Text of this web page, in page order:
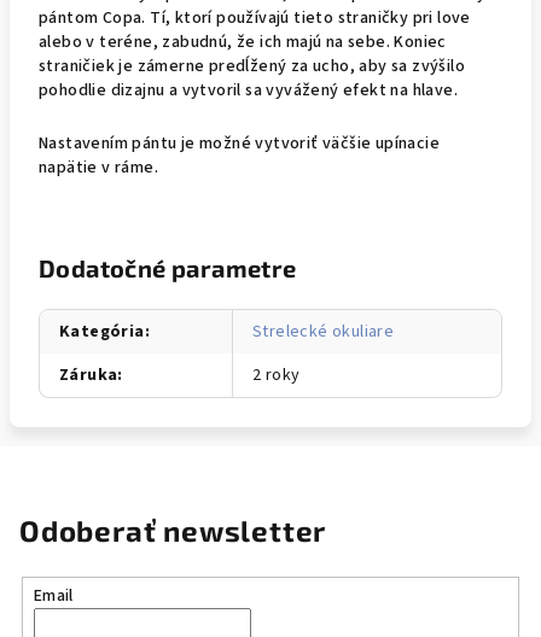
pántom Copa. Tí, ktorí používajú tieto straničky pri love
alebo v teréne, zabudnú, že ich majú na sebe. Koniec
straničiek je zámerne predĺžený za ucho, aby sa zvýšilo
pohodlie dizajnu a vytvoril sa vyvážený efekt na hlave.
Nastavením pántu je možné vytvoriť väčšie upínacie
napätie v ráme.
Dodatočné parametre
Kategória:
Strelecké okuliare
Záruka: 2 roky
Odoberať newsletter
Email